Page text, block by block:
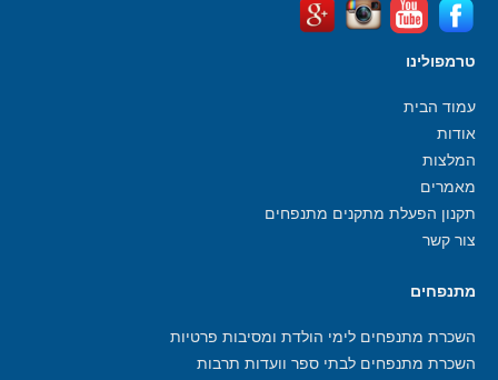
טרמפולינו
עמוד הבית
אודות
המלצות
מאמרים
תקנון הפעלת מתקנים מתנפחים
צור קשר
מתנפחים
השכרת מתנפחים לימי הולדת ומסיבות פרטיות
השכרת מתנפחים לבתי ספר וועדות תרבות